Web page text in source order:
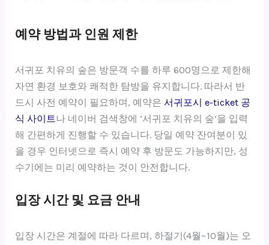
예약 방법과 인원 제한
서귀포 치유의 숲은 방문객 수를 하루 600명으로 제한해
자연 환경 보호와 쾌적한 탐방을 유지합니다. 따라서 반
드시 사전 예약이 필요하며, 예약은서귀포시 e-ticket 공
식 사이트나 네이버 검색창에 ‘서귀포 치유의 숲’을 입력
해 간편하게 진행할 수 있습니다. 당일 예약 잔여분이 있
을 경우 인터넷으로 즉시 예약 후 방문도 가능하지만, 성
수기에는 미리 예약하는 것이 안전합니다.
입장 시간 및 요금 안내
입장 시간은 계절에 따라 다르며, 하절기(4월~10월)는 오